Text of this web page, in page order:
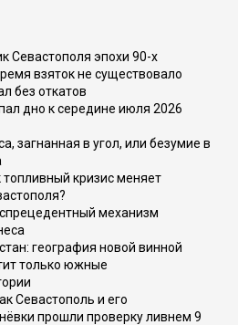
Севастополя эпохи 90-х
взяток не существовало
без откатов
дно к середине июля 2026
загнанная в угол, или безумие в
топливный кризис меняет
механизм
география новой винной
только южные
Севастополь и его
прошли проверку ливнем 9